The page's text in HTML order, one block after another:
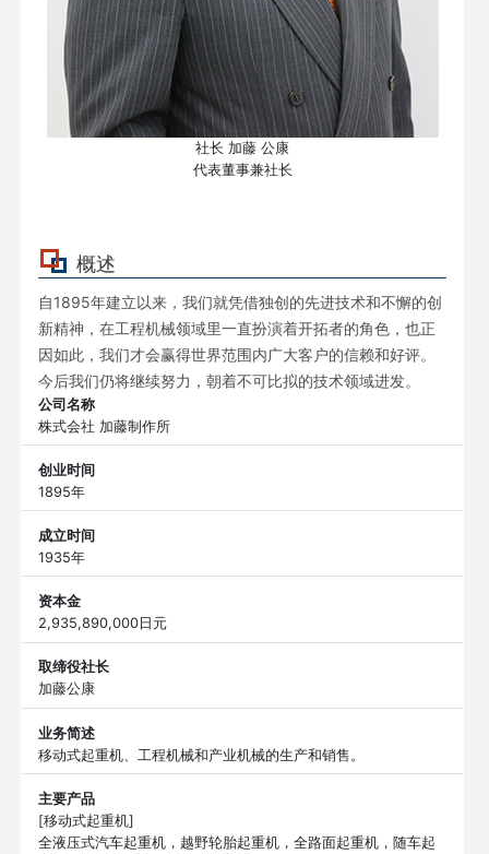
社长 加藤 公康
代表董事兼社长
概述
自1895年建立以来，我们就凭借独创的先进技术和不懈的创
新精神，在工程机械领域里一直扮演着开拓者的角色，也正
因如此，我们才会赢得世界范围内广大客户的信赖和好评。
今后我们仍将继续努力，朝着不可比拟的技术领域进发。
公司名称
株式会社 加藤制作所
创业时间
1895年
成立时间
1935年
资本金
2,935,890,000日元
取缔役社长
加藤公康
业务简述
移动式起重机、工程机械和产业机械的生产和销售。
主要产品
[移动式起重机]
全液压式汽车起重机，越野轮胎起重机，全路面起重机，随车起